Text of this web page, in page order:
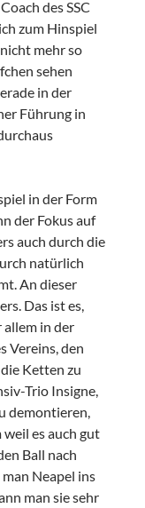
des SSC
zum Hinspiel
mehr so
sehen
in der
Führung in
in der Form
der Fokus auf
auch durch die
natürlich
An dieser
Das ist es,
allem in der
Vereins, den
Ketten zu
Trio Insigne,
demontieren,
es auch gut
Ball nach
Neapel ins
man sie sehr